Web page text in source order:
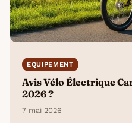
EQUIPEMENT
Avis Vélo Électrique
2026 ?
7 mai 2026